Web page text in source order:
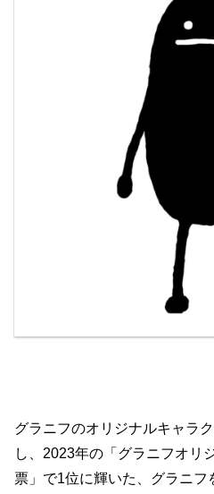
グラニフのオリジナルキャラ
し、2023年の「グラニフオリ
票」で1位に輝いた、グラニフ